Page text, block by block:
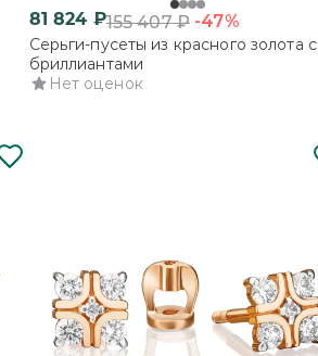
81 824 ₽155 407₽ -47%
Серьги-пусеты из красного золота с
бриллиантами
Нет оценок